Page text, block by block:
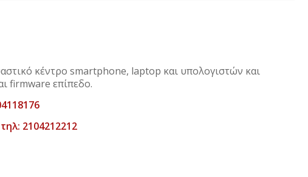
κέντρο smartphone, laptop και υπολογιστών και
firmware επίπεδο.
2104212212